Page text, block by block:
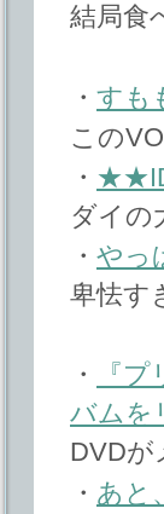
結局食
・ すも
この
・
ダイの
・ やっ
卑怯す
・
『
バムを
DVDが
・ あと